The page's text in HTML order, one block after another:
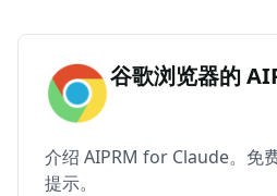
谷歌浏览器的
介绍 AIPRM for Claude。免
提示。